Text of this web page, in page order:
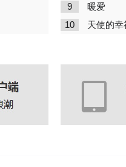
9 暖爱
10 天使的幸